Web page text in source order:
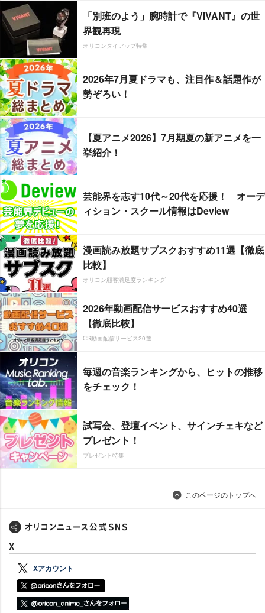
「別班のよう」腕時計で『VIVANT』の世
界観再現
オリコンタイアップ特集
2026年7月夏ドラマも、注目作＆話題作が
勢ぞろい！
【夏アニメ2026】7月期夏の新アニメを一
挙紹介！
芸能界を志す10代～20代を応援！ オーデ
ィション・スクール情報はDeview
漫画読み放題サブスクおすすめ11選【徹底
比較】
オリコン顧客満足度ランキング
2026年動画配信サービスおすすめ40選
【徹底比較】
CS動画配信サービス20選
毎週の音楽ランキングから、ヒットの推移
をチェック！
試写会、登壇イベント、サインチェキなど
プレゼント！
プレゼント特集
このページのトップへ
X
Xアカウント